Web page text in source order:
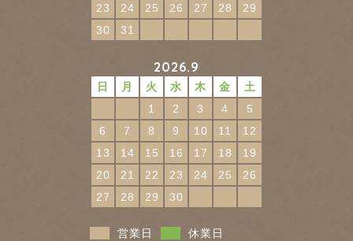
23
24 25 26 27 28
29
30
31
2026.9
日 月 火 水 木 金
土
1
2 3 4
5
6
7 8 9 10 11
12
13
14 15 16 17 18
19
20
21 22 23 24 25
26
27
28 29 30
営業日 休業日